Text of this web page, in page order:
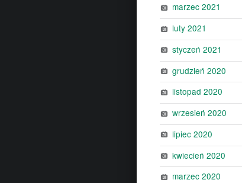
marzec 2021
luty 2021
styczeń 2021
grudzień 2020
listopad 2020
wrzesień 2020
lipiec 2020
kwiecień 2020
marzec 2020